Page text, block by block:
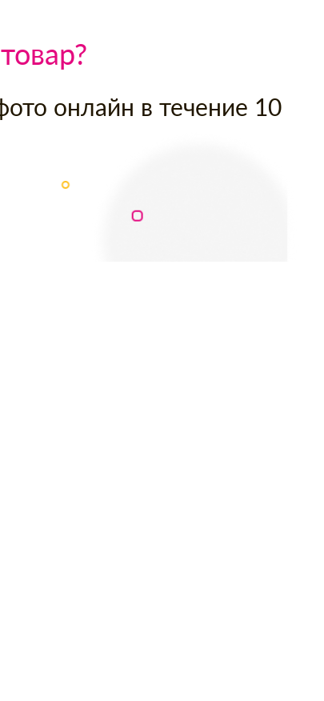
онлайн в течение 10